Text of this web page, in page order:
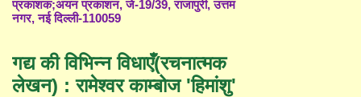
प्रकाशक;अयन प्रकाशन, जे-19/39, राजापुरी, उत्तम
नगर, नई दिल्ली-110059
गद्य की विभिन्न विधाएँ(रचनात्मक
लेखन) : रामेश्वर काम्बोज 'हिमांशु'